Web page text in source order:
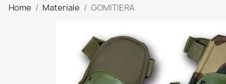
Home Materiale GOMITIERA